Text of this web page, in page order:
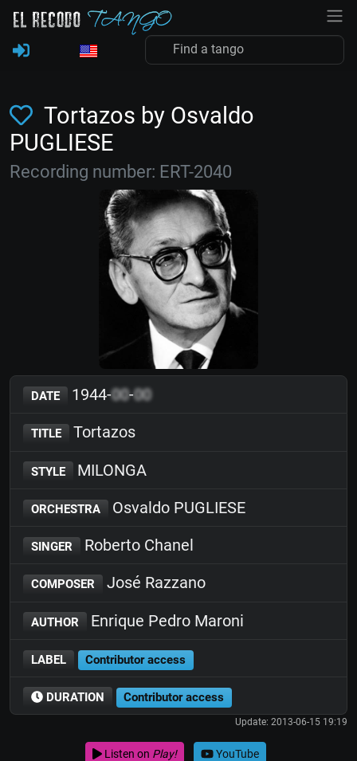
Tortazos by Osvaldo
PUGLIESE
Recording number: ERT-2040
DATE 1944-00-00
TITLE Tortazos
STYLE MILONGA
ORCHESTRA Osvaldo PUGLIESE
SINGER Roberto Chanel
COMPOSER José Razzano
AUTHOR Enrique Pedro Maroni
LABEL Contributor access
DURATION Contributor access
Update: 2013-06-15 19:19
Listen on Play! YouTube